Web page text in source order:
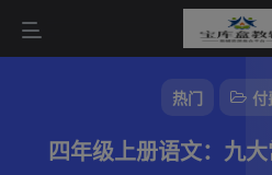
热门 付
四年级上册语文：九